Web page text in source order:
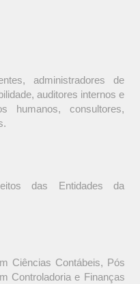
administradores de
auditores internos e
humanos, consultores,
das Entidades da
Ciências Contábeis, Pós
Controladoria e Finanças